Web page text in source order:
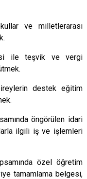
ve milletlerarası
ile teşvik ve vergi
destek eğitim
öngörülen idari
ilgili iş ve işlemleri
özel öğretim
tamamlama belgesi,